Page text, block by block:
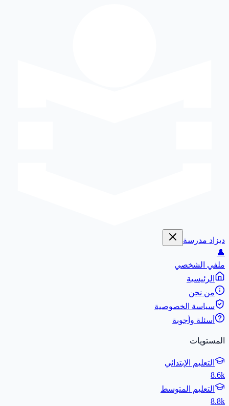
ديزاد مدرسة
👤
ملفي الشخصي
الرئيسية
من نحن
سياسة الخصوصية
أسئلة وأجوبة
المستويات
التعليم الإبتدائي
8.6k
التعليم المتوسط
8.8k